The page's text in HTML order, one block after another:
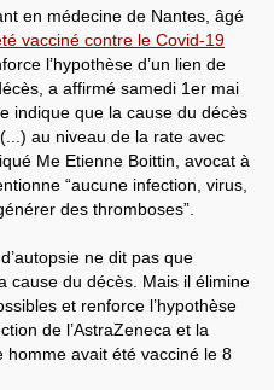
en médecine de Nantes, âgé
vacciné contre le Covid-19
l’hypothèse d’un lien de
a affirmé samedi 1er mai
indique que la cause du décès
au niveau de la rate avec
Me Etienne Boittin, avocat à
“aucune infection, virus,
des thromboses”.
ne dit pas que
cause du décès. Mais il élimine
et renforce l’hypothèse
de l’AstraZeneca et la
homme avait été vacciné le 8